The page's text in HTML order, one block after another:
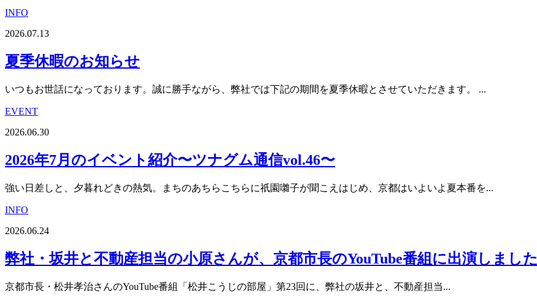
INFO
2026.07.13
夏季休暇のお知らせ
いつもお世話になっております。誠に勝手ながら、弊社では下記の期間を夏季休暇とさせていただきます。 ...
EVENT
2026.06.30
2026年7月のイベント紹介〜ツナグム通信vol.46〜
強い日差しと、夕暮れどきの熱気。まちのあちらこちらに祇園囃子が聞こえはじめ、京都はいよいよ夏本番を...
INFO
2026.06.24
弊社・坂井と不動産担当の小原さんが、京都市長のYouTube番組に出演しました
京都市長・松井孝治さんのYouTube番組「松井こうじの部屋」第23回に、弊社の坂井と、不動産担当...